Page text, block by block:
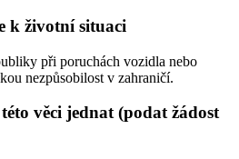
k životní situaci
při poruchách vozidla nebo
nezpůsobilost v zahraničí.
věci jednat (podat žádost